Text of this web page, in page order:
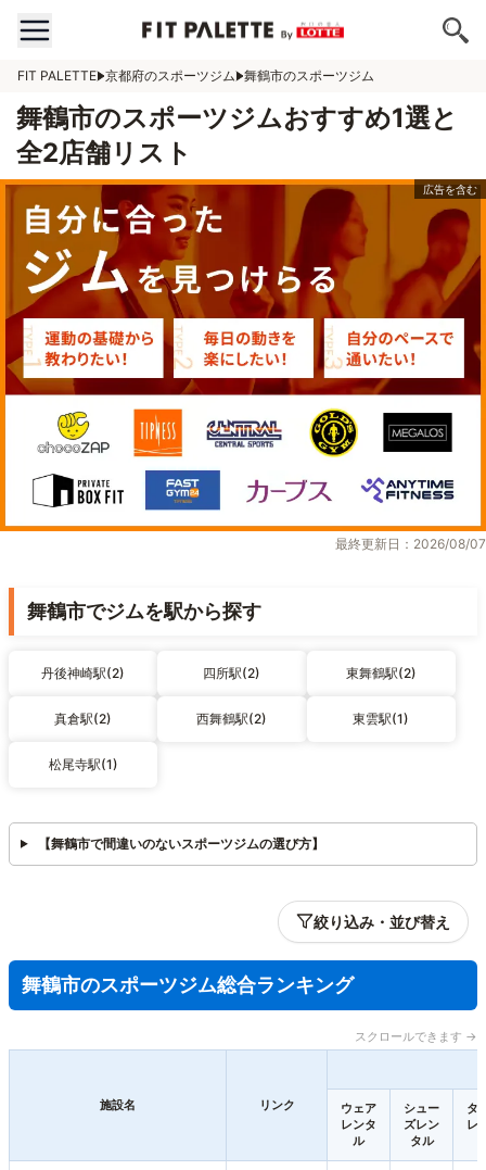
FIT PALETTE 京都府のスポーツジム 舞鶴市のスポーツジム
舞鶴市のスポーツジムおすすめ1選と
全2店舗リスト
最終更新日：2026/08/07
舞鶴市でジムを駅から探す
丹後神崎駅(2) 四所駅(2) 東舞鶴駅(2)
真倉駅(2) 西舞鶴駅(2) 東雲駅(1)
松尾寺駅(1)
【舞鶴市で間違いのないスポーツジムの選び方】
絞り込み・並び替え
舞鶴市のスポーツジム総合ランキング
スクロールできます →
施設名 リンク
ウェア
レンタ
ル
シュー
ズレン
タル
タ
レ